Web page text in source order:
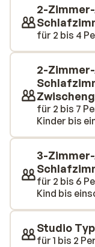
denn durch die
ultimativen Ski-
auf der Piste sind
der Bar für einen
können
kleinen Studio für
Zimmer-
Wohnungen
eine Küchenzeile
verfügt jede
die schöne
2-
für 2 bis 4
2-
für 2 bis 7
Kinder bis
3-
für 2 bis 6
Kind bis
Studio
für 1 bis 2